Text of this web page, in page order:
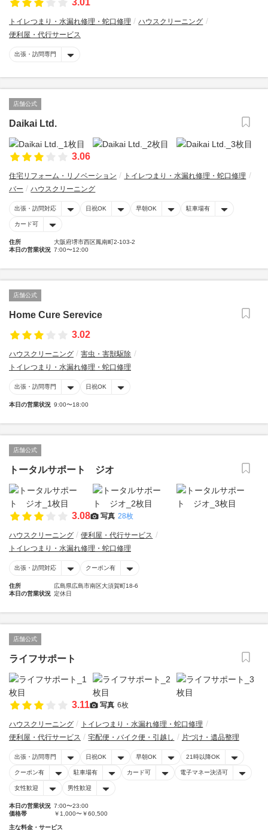
3.01
トイレつまり・水漏れ修理・蛇口修理
ハウスクリーニング
便利屋・代行サービス
出張・訪問専門
店舗公式
Daikai Ltd.
3.06
住宅リフォーム・リノベーション
トイレつまり・水漏れ修理・蛇口修理
バー
ハウスクリーニング
出張・訪問対応 日祝OK 早朝OK 駐車場有
カード可
住所
大阪府堺市西区鳳南町2-103-2
本日の営業状況 7:00〜12:00
店舗公式
Home Cure Serevice
3.02
ハウスクリーニング
害虫・害獣駆除
トイレつまり・水漏れ修理・蛇口修理
出張・訪問専門 日祝OK
本日の営業状況 9:00〜18:00
店舗公式
トータルサポート ジオ
3.08 写真 28枚
ハウスクリーニング
便利屋・代行サービス
トイレつまり・水漏れ修理・蛇口修理
出張・訪問対応 クーポン有
住所
広島県広島市南区大須賀町18-6
本日の営業状況 定休日
店舗公式
ライフサポート
3.11 写真 6枚
ハウスクリーニング
トイレつまり・水漏れ修理・蛇口修理
便利屋・代行サービス
宅配便・バイク便・引越し 片づけ・遺品整理
出張・訪問専門 日祝OK 早朝OK 21時以降OK
クーポン有 駐車場有 カード可 電子マネー決済可
女性歓迎 男性歓迎
本日の営業状況 7:00〜23:00
価格帯
￥1,000〜￥60,500
主な料金・サービス